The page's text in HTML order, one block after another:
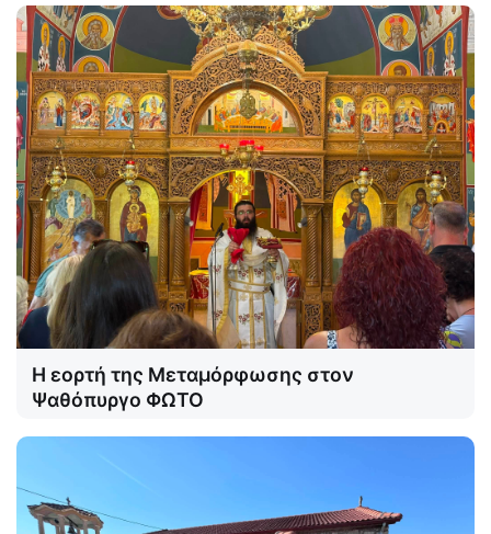
Η εορτή της Μεταμόρφωσης στον
Ψαθόπυργο ΦΩΤΟ